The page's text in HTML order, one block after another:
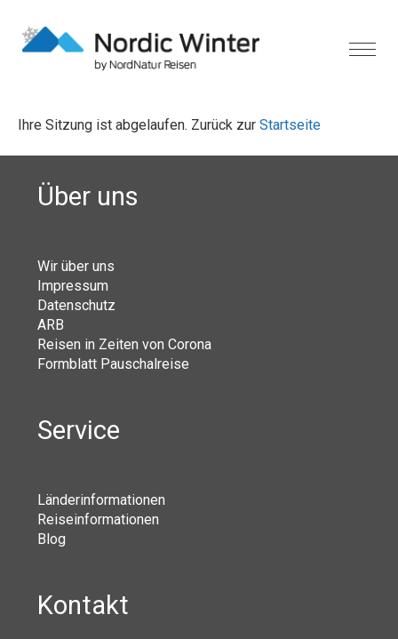
Ihre Sitzung ist abgelaufen. Zurück zur Startseite
Über uns
Wir über uns
Impressum
Datenschutz
ARB
Reisen in Zeiten von Corona
Formblatt Pauschalreise
Service
Länderinformationen
Reiseinformationen
Blog
Kontakt